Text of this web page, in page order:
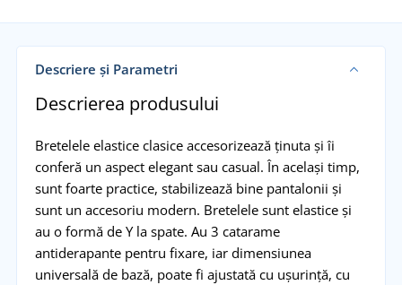
Descriere și Parametri
Descrierea produsului
Bretelele elastice clasice accesorizează ținuta și îi
conferă un aspect elegant sau casual. În același timp,
sunt foarte practice, stabilizează bine pantalonii și
sunt un accesoriu modern. Bretelele sunt elastice și
au o formă de Y la spate. Au 3 catarame
antiderapante pentru fixare, iar dimensiunea
universală de bază, poate fi ajustată cu ușurință, cu